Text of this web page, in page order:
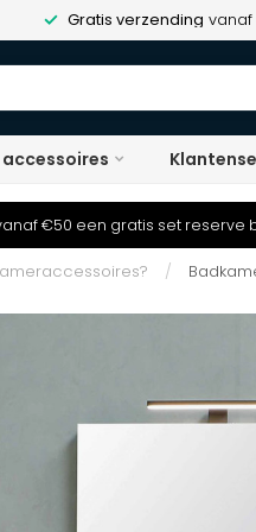
Gratis verzending
€50 een gratis set reserve
/